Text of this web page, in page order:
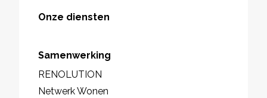
Onze diensten
Samenwerking
RENOLUTION
Netwerk Wonen